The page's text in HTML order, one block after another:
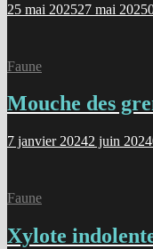
25 mai 202527 mai 2025
Faune
Mouche des
7 janvier 20242 juin 2024
Faune
Xylote